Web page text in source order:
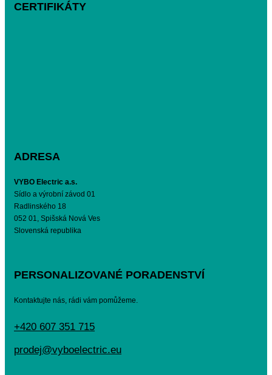
CERTIFIKÁTY
ADRESA
VYBO Electric a.s.
Sídlo a výrobní závod 01
Radlinského 18
052 01, Spišská Nová Ves
Slovenská republika
PERSONALIZOVANÉ PORADENSTVÍ
Kontaktujte nás, rádi vám pomůžeme.
+420 607 351 715
prodej@vyboelectric.eu